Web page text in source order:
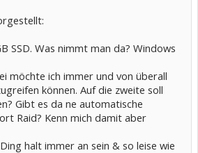
SSD. Was nimmt man da? Windows
möchte ich immer und von überall
können. Auf die zweite soll
Gibt es da ne automatische
Raid? Kenn mich damit aber
halt immer an sein & so leise wie